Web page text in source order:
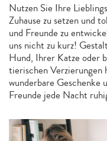
Nutzen Sie Ihre
Zuhause zu setzen und
und Freunde zu
uns nicht zu kurz!
Hund, Ihrer Katze oder
tierischen Verzierungen
wunderbare Geschenke
Freunde jede Nacht